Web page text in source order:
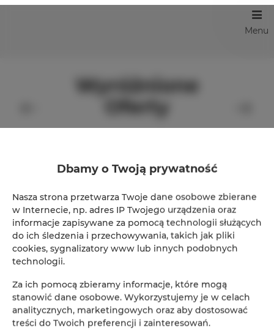
Menu
Wyróżnione
Oferty
ADLER Apartments nr 201
Dbamy o Twoją prywatność
Nasza strona przetwarza Twoje dane osobowe zbierane
w Internecie, np. adres IP Twojego urządzenia oraz
informacje zapisywane za pomocą technologii służących
do ich śledzenia i przechowywania, takich jak pliki
cookies, sygnalizatory www lub innych podobnych
technologii.
Za ich pomocą zbieramy informacje, które mogą
stanowić dane osobowe. Wykorzystujemy je w celach
analitycznych, marketingowych oraz aby dostosować
treści do Twoich preferencji i zainteresowań.